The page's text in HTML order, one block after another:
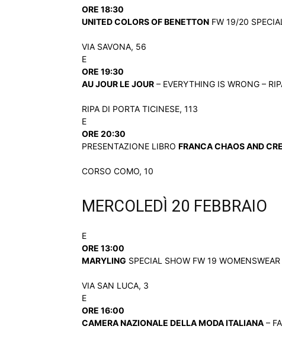
ORE 18:30
UNITED COLORS OF BENETTON FW 19/20
VIA SAVONA, 56
E
ORE 19:30
AU JOUR LE JOUR – EVERYTHING IS WRONG –
RIPA DI PORTA TICINESE, 113
E
ORE 20:30
PRESENTAZIONE LIBRO FRANCA CHAOS AND
CORSO COMO, 10
MERCOLEDÌ 20 FEBBRAIO
E
ORE 13:00
MARYLING SPECIAL SHOW FW 19
VIA SAN LUCA, 3
E
ORE 16:00
CAMERA NAZIONALE DELLA MODA ITALIANA –